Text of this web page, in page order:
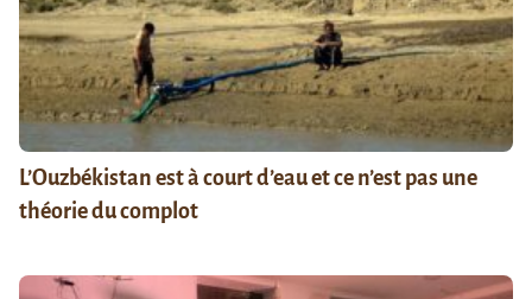
L’Ouzbékistan est à court d’eau et ce n’est pas une
théorie du complot